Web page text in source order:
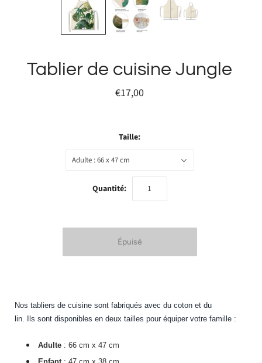
Tablier de cuisine Jungle
€17,00
Taille:
Adulte : 66 x 47 cm
Quantité:
Nos tabliers de cuisine sont fabriqués avec du coton et du
lin. Ils sont disponibles en deux tailles pour équiper votre famille :
Adulte : 66 cm x 47 cm